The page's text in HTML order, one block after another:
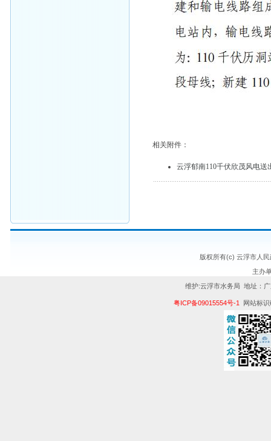
相关附件：
云浮郁南110千伏欣茂风电送
版权所有(c) 云浮市人
主办
维护:云浮市水务局 地址：
粤ICP备09015554号-1 网站标